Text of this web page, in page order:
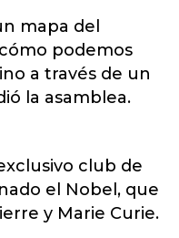
mapa del
podemos
a través de un
la asamblea.
club de
el Nobel, que
y Marie Curie.